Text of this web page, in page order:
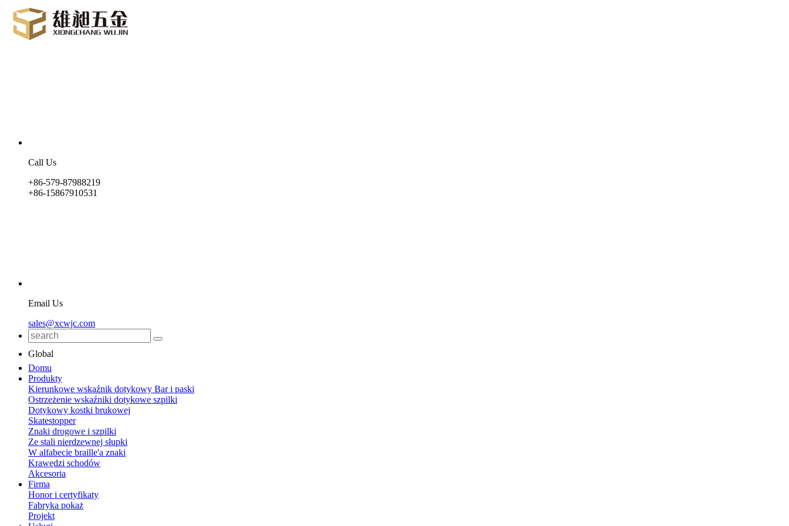
Call Us
+86-579-87988219
+86-15867910531
Email Us
sales@xcwjc.com
Global
Domu
Produkty
Kierunkowe wskaźnik dotykowy Bar i paski
Ostrzeżenie wskaźniki dotykowe szpilki
Dotykowy kostki brukowej
Skatestopper
Znaki drogowe i szpilki
Ze stali nierdzewnej słupki
W alfabecie braille'a znaki
Krawędzi schodów
Akcesoria
Firma
Honor i certyfikaty
Fabryka pokaż
Projekt